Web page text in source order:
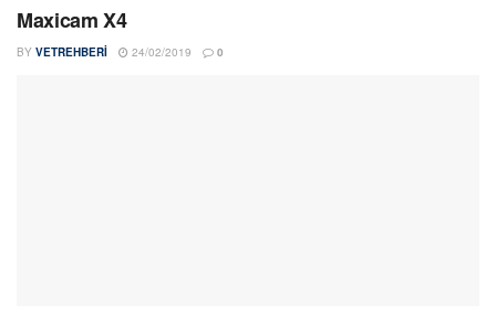
Maxicam X4
BY VETREHBERI 24/02/2019 0